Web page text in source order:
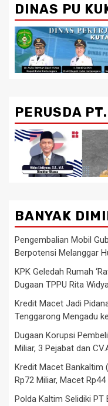
DINAS PU
PERUSDA
BANYAK
Pengembalian Mobil
Berpotensi Melanggar
KPK Geledah Rumah
Dugaan TPPU Rita
Kredit Macet Jadi
Tenggarong Mengadu
Dugaan Korupsi
Miliar, 3 Pejabat dan
Kredit Macet Bankaltim
Rp72 Miliar, Macet Rp44
Polda Kaltim Selidiki PT